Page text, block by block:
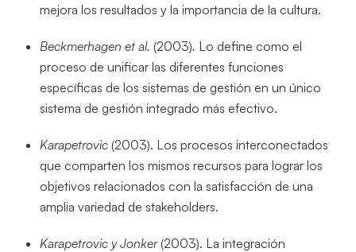
mejora los resultados y la importancia de la cultura.
Beckmerhagen et al. (2003). Lo define como el
proceso de unificar las diferentes funciones
específicas de los sistemas de gestión en un único
sistema de gestión integrado más efectivo.
Karapetrovic (2003). Los procesos interconectados
que comparten los mismos recursos para lograr los
objetivos relacionados con la satisfacción de una
amplia variedad de stakeholders.
Karapetrovic y Jonker(2003). La integración